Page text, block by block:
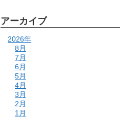
アーカイブ
2026年
8月
7月
6月
5月
4月
3月
2月
1月